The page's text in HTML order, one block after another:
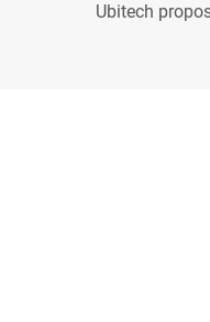
Ubitech